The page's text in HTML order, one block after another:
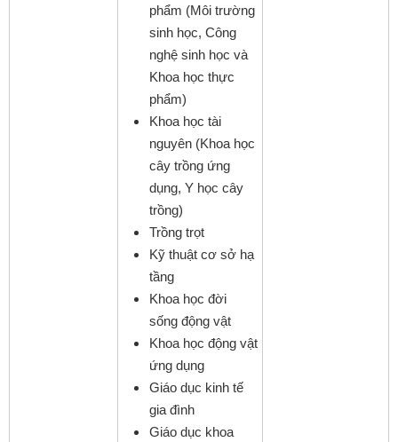
phẩm (Môi trường
sinh học, Công
nghệ sinh học và
Khoa học thực
phẩm)
Khoa học tài
nguyên (Khoa học
cây trồng ứng
dụng, Y học cây
trồng)
Trồng trọt
Kỹ thuật cơ sở hạ
tầng
Khoa học đời
sống động vật
Khoa học động vật
ứng dụng
Giáo dục kinh tế
gia đình
Giáo dục khoa